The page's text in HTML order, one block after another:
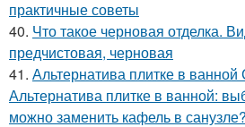
практичные советы
40. Что такое черновая отделка.
предчистовая, черновая
41. Альтернатива плитке в ванной
Альтернатива плитке в ванной:
можно заменить кафель в санузле?